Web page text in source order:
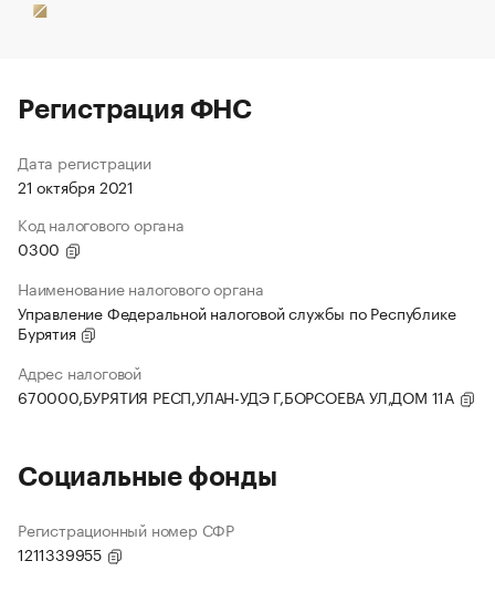
Регистрация ФНС
Дата регистрации
21 октября 2021
Код налогового органа
0300
Наименование налогового органа
Управление Федеральной налоговой службы по Республике
Бурятия
Адрес налоговой
670000,БУРЯТИЯ РЕСП,УЛАН-УДЭ Г,БОРСОЕВА УЛ,ДОМ 11А
Социальные фонды
Регистрационный номер СФР
1211339955